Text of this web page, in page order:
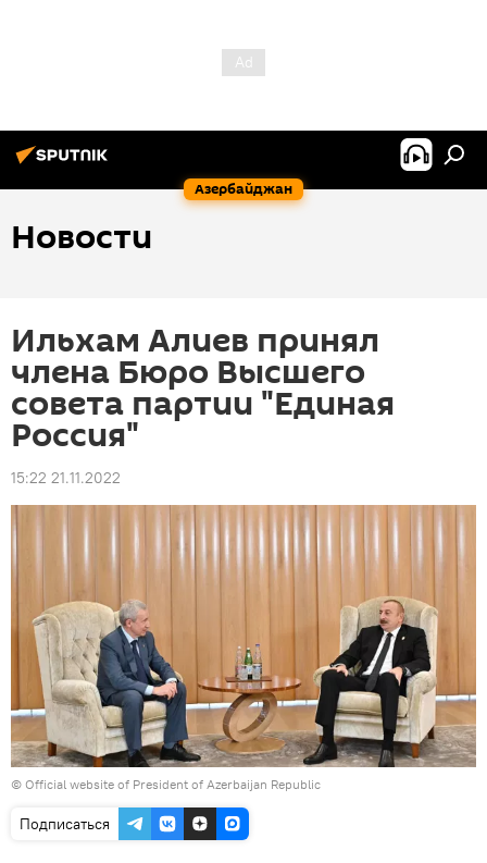
Азербайджан
Новости
Ильхам Алиев принял
члена Бюро Высшего
совета партии "Единая
Россия"
15:22 21.11.2022
© Official website of President of Azerbaijan Republic
Подписаться